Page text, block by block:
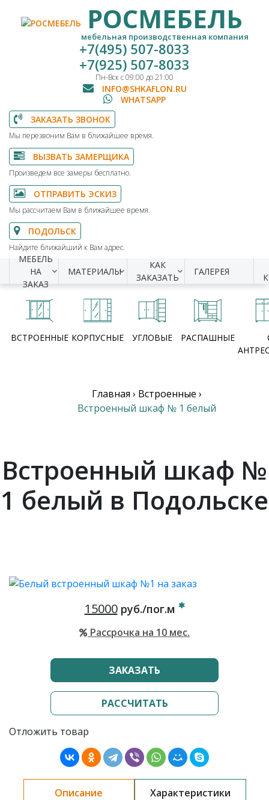
РОСМЕБЕЛЬ
мебельная производственная компания
+7(495) 507-8033
+7(925) 507-8033
Пн-Вск с 09:00 до 21:00
INFO@SHKAFLON.RU
WHATSAPP
ЗАКАЗАТЬ ЗВОНОК
Мы перезвоним Вам в ближайшее время.
ВЫЗВАТЬ ЗАМЕРЩИКА
Произведем все замеры бесплатно.
ОТПРАВИТЬ ЭСКИЗ
Мы рассчитаем Вам в ближайшее время.
ПОДОЛЬСК
Найдите ближайший к Вам адрес.
МЕБЕЛЬ
НА
ЗАКАЗ
МАТЕРИАЛЫ
КАК
ЗАКАЗАТЬ
ГАЛЕРЕЯ
ВСТРОЕННЫЕ КОРПУСНЫЕ УГЛОВЫЕ РАСПАШНЫЕ
Главная › Встроенные ›
Встроенный шкаф № 1 белый
Встроенный шкаф №
1 белый в Подольске
15000руб./пог.м
Рассрочка на 10 мес.
ЗАКАЗАТЬ
РАССЧИТАТЬ
Отложить товар
Описание Характеристики